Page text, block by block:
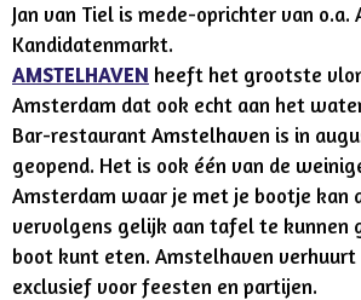
Jan van Tiel is mede-oprichter van o.a.
Kandidatenmarkt.
AMSTELHAVEN heeft het grootste
Amsterdam dat ook echt aan het
Bar-restaurant Amstelhaven is in
geopend. Het is ook één van de
Amsterdam waar je met je bootje kan
vervolgens gelijk aan tafel te kunnen
boot kunt eten. Amstelhaven verhuurt
exclusief voor feesten en partijen.